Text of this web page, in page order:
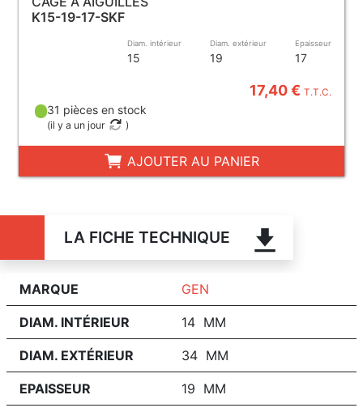
K15-19-17-SKF
Diam. intérieur
15
Diam. extérieur
19
Epaisseur
17
17,40 €T.T.C.
31 pièces en stock
(il y a un jour )
AJOUTER AU PANIER
LA FICHE TECHNIQUE
MARQUE GEN
DIAM. INTÉRIEUR 14 MM
DIAM. EXTÉRIEUR 34 MM
EPAISSEUR 19 MM